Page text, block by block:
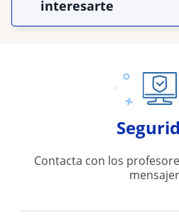
interesarte
Contacta con los